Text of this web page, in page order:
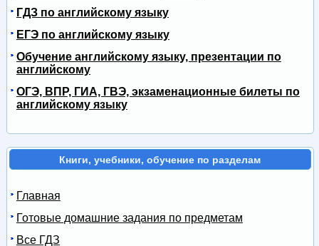
ГДЗ по английскому языку
ЕГЭ по английскому языку
Обучение английскому языку, презентации по
английскому
ОГЭ, ВПР, ГИА, ГВЭ, экзаменационные билеты по
английскому языку
Книги, учебники, обучение по разделам
Главная
Готовые домашние задания по предметам
Все ГДЗ